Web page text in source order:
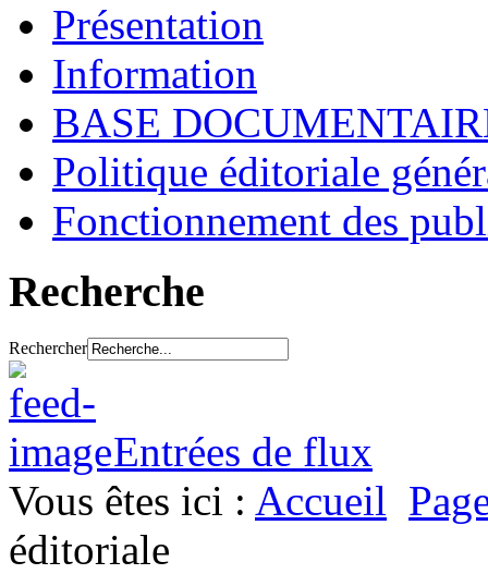
Présentation
Information
BASE
Politique éditoriale
Fonctionnement des
Recherche
Rechercher
Entrées de flux
Vous êtes ici : Accueil
éditoriale